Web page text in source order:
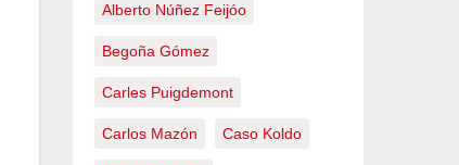
Alberto Núñez Feijóo
Begoña Gómez
Carles Puigdemont
Carlos Mazón Caso Koldo